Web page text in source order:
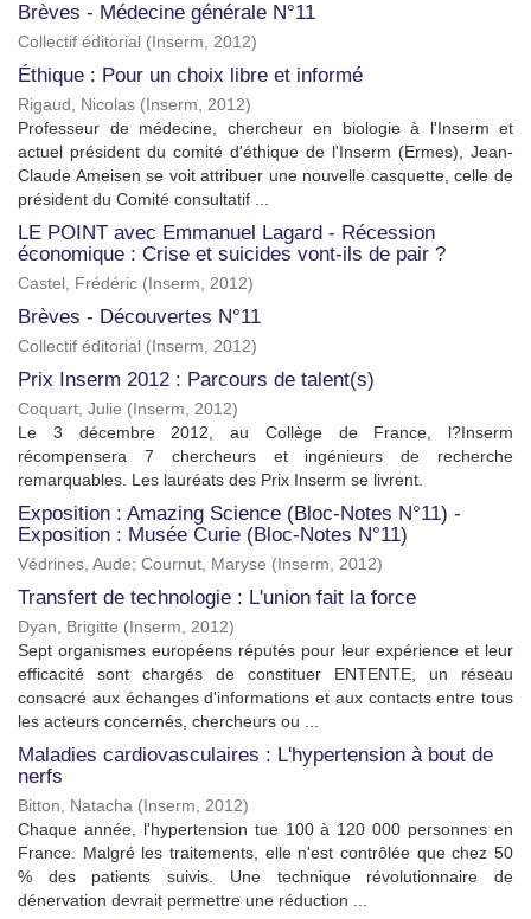
Brèves - Médecine générale N°11
Collectif éditorial ( Inserm, 2012)
Éthique : Pour un choix libre et informé
Rigaud, Nicolas ( Inserm, 2012)
Professeur de médecine, chercheur en biologie à l'Inserm et
actuel président du comité d'éthique de l'Inserm (Ermes), Jean-
Claude Ameisen se voit attribuer une nouvelle casquette, celle de
président du Comité consultatif ...
LE POINT avec Emmanuel Lagard - Récession
économique : Crise et suicides vont-ils de pair ?
Castel, Frédéric ( Inserm, 2012)
Brèves - Découvertes N°11
Collectif éditorial ( Inserm, 2012)
Prix Inserm 2012 : Parcours de talent(s)
Coquart, Julie ( Inserm, 2012)
Le 3 décembre 2012, au Collège de France, l?Inserm
récompensera 7 chercheurs et ingénieurs de recherche
remarquables. Les lauréats des Prix Inserm se livrent.
Exposition : Amazing Science (Bloc-Notes N°11) -
Exposition : Musée Curie (Bloc-Notes N°11)
Védrines, Aude; Cournut, Maryse ( Inserm, 2012)
Transfert de technologie : L'union fait la force
Dyan, Brigitte ( Inserm, 2012)
Sept organismes européens réputés pour leur expérience et leur
efficacité sont chargés de constituer ENTENTE, un réseau
consacré aux échanges d'informations et aux contacts entre tous
les acteurs concernés, chercheurs ou ...
Maladies cardiovasculaires : L'hypertension à bout de
nerfs
Bitton, Natacha ( Inserm, 2012)
Chaque année, l'hypertension tue 100 à 120 000 personnes en
France. Malgré les traitements, elle n'est contrôlée que chez 50
% des patients suivis. Une technique révolutionnaire de
dénervation devrait permettre une réduction ...